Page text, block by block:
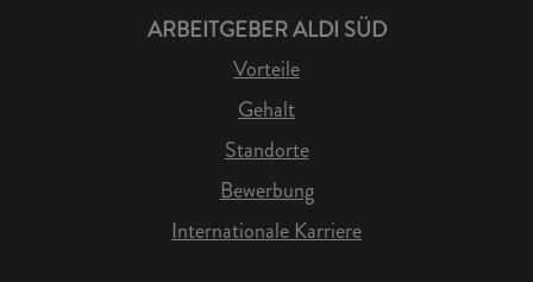
ARBEITGEBER ALDI SÜD
Vorteile
Gehalt
Standorte
Bewerbung
Internationale Karriere